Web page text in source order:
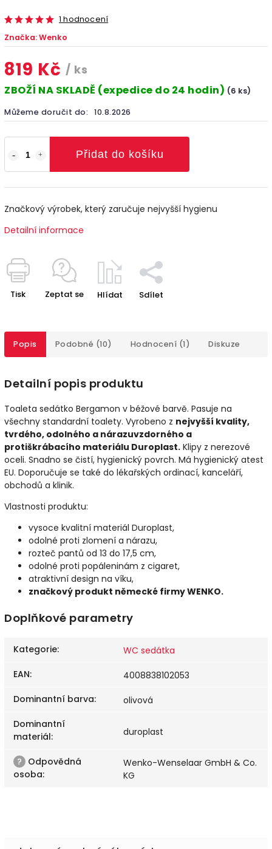
1 hodnocení
Značka:Wenko
819 Kč / ks
ZBOŽÍ NA SKLADĚ (expedice do 24 hodin) (6 ks)
Můžeme doručit do: 10.8.2026
Přidat do košíku
Značkový výrobek, který zaručuje nejvyšší hygienu
Detailní informace
Tisk Zeptat se Hlídat Sdílet
Popis Podobné (10) Hodnocení (1) Diskuze
Detailní popis produktu
Toaleta sedátko Bergamon v béžové barvě. Pasuje na
všechny standardní toalety. Vyrobeno z nejvyšší kvality,
tvrdého, odolného a nárazuvzdorného a
protiškrábacího materiálu Duroplast. Klipy z nerezové
oceli. Snadno se čistí, hygienický povrch. Má hygienický atest
EU. Doporučuje se také do lékařských ordinací, kanceláří,
obchodů a klinik.
Vlastnosti produktu:
vysoce kvalitní materiál Duroplast,
odolné proti zlomení a nárazu,
rozteč pantů od 13 do 17,5 cm,
odolné proti popáleninám z cigaret,
atraktivní design na víku,
značkový produkt německé firmy WENKO.
Doplňkové parametry
Kategorie:
WC sedátka
EAN:
4008838102053
Dominantní barva:
olivová
Dominantní
materiál: duroplast
? Odpovědná
osoba:
Wenko-Wenselaar GmbH & Co.
KG